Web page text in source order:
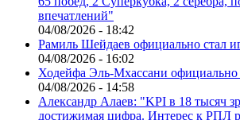
впечатлений"
04/08/2026 - 18:42
Рамиль Шейдаев официально стал
04/08/2026 - 16:02
Ходейфа Эль-Мхассани
04/08/2026 - 14:58
Александр Алаев: "KPI в 18 тысяч
достижимая цифра. Интерес к РПЛ